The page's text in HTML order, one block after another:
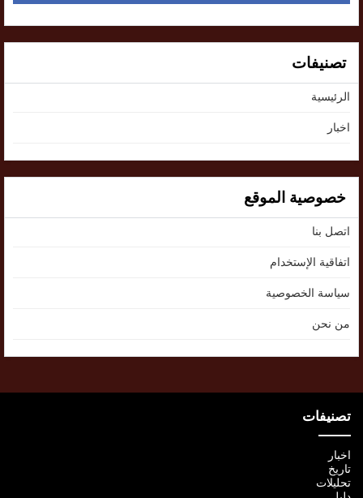
تصنيفات
الرئيسية
اخبار
خصوصية الموقع
اتصل بنا
اتفاقية الإستخدام
سياسة الخصوصية
من نحن
تصنيفات
اخبار
تاريخ
تحليلات